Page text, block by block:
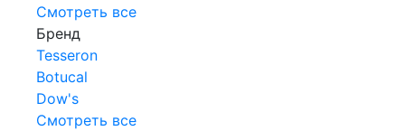
Смотреть все
Бренд
Tesseron
Botucal
Dow's
Смотреть все